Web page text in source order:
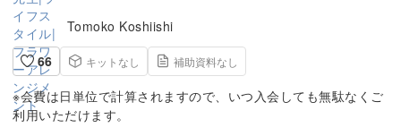
Tomoko Koshiishi
66
キットなし 補助資料なし
※会費は日単位で計算されますので、いつ入会しても無駄なくご
利用いただけます。